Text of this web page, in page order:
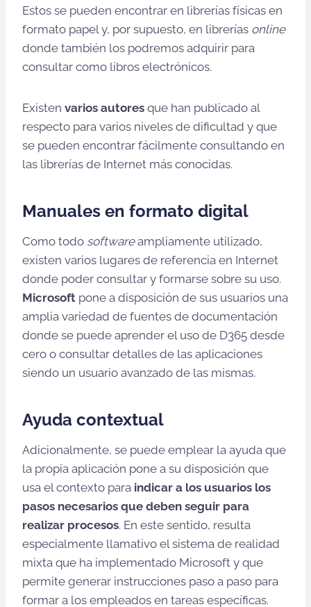
Estos se pueden encontrar en librerías físicas en
formato papel y, por supuesto, en librerías online
donde también los podremos adquirir para
consultar como libros electrónicos.
Existen varios autores que han publicado al
respecto para varios niveles de dificultad y que
se pueden encontrar fácilmente consultando en
las librerías de Internet más conocidas.
Manuales en formato digital
Como todo softwareampliamente utilizado,
existen varios lugares de referencia en Internet
donde poder consultar y formarse sobre su uso.
Microsoft pone a disposición de sus usuarios una
amplia variedad de fuentes de documentación
donde se puede aprender el uso de D365 desde
cero o consultar detalles de las aplicaciones
siendo un usuario avanzado de las mismas.
Ayuda contextual
Adicionalmente, se puede emplear la ayuda que
la propia aplicación pone a su disposición que
usa el contexto para indicar a los usuarios los
pasos necesarios que deben seguir para
realizar procesos. En este sentido, resulta
especialmente llamativo el sistema de realidad
mixta que ha implementado Microsoft y que
permite generar instrucciones paso a paso para
formar a los empleados en tareas específicas.